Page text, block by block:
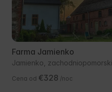
Farma Jamienko
Jamienko,
Cena od €328 /noc